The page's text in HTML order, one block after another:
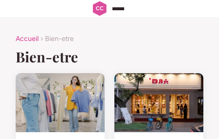
Accueil › Bien-etre
Bien-etre